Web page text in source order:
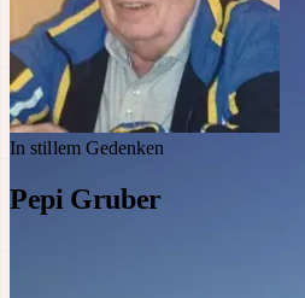
In stillem Gedenken
Pepi Gruber